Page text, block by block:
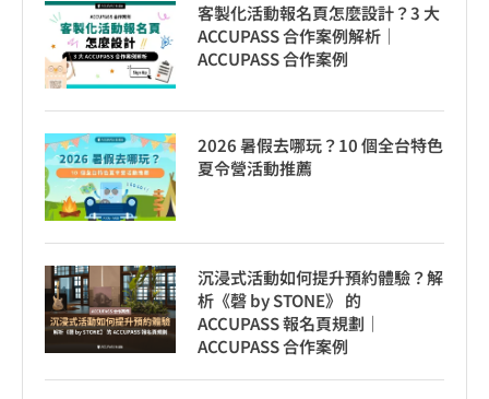
客製化活動報名頁怎麼設計？3 大
ACCUPASS 合作案例解析｜
ACCUPASS 合作案例
2026 暑假去哪玩？10 個全台特色
夏令營活動推薦
沉浸式活動如何提升預約體驗？解
析《磬 by STONE》 的
ACCUPASS 報名頁規劃｜
ACCUPASS 合作案例